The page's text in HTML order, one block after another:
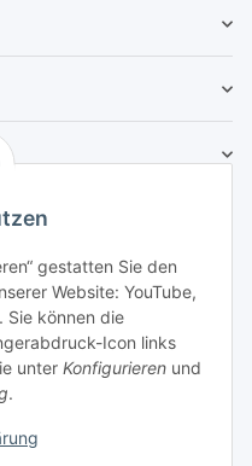
gestatten Sie den
Website: YouTube,
Sie können die
Icon links
unter Konfigurieren und
.